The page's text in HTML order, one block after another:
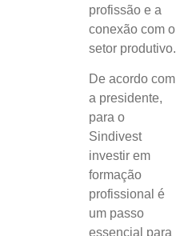
profissão e a
conexão com o
setor produtivo.
De acordo com
a presidente,
para o
Sindivest
investir em
formação
profissional é
um passo
essencial para